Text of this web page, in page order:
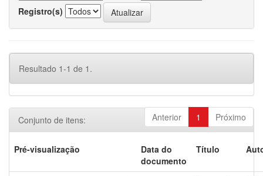
Registro(s)
Resultado 1-1 de 1.
Anterior 1 Próximo
Conjunto de itens:
Pré-visualização
Data do
documento
Título